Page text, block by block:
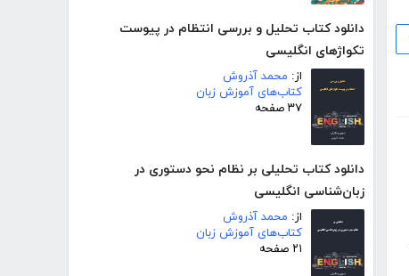
دانلود کتاب تحلیل و بررسی انتظام در پیوست
تکواژهای انگلیسی
از: محمد آذروش
کتاب‌های آموزش زبان
۳۷ صفحه
دانلود کتاب تحلیلی بر نظام نحو دستوری در
زبان‌شناسی انگلیسی
از: محمد آذروش
کتاب‌های آموزش زبان
۲۱ صفحه